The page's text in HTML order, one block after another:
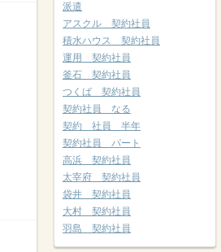
派遣
アスクル 契約社員
積水ハウス 契約社員
運用 契約社員
釜石 契約社員
つくば 契約社員
契約社員 なる
契約 社員 半年
契約社員 パート
高浜 契約社員
太宰府 契約社員
袋井 契約社員
大村 契約社員
羽島 契約社員